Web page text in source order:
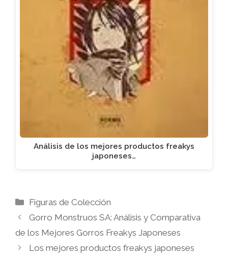
Análisis de los mejores productos freakys
japoneses…
Categorías
Figuras de Colección
Gorro Monstruos SA: Análisis y Comparativa
de los Mejores Gorros Freakys Japoneses
Los mejores productos freakys japoneses